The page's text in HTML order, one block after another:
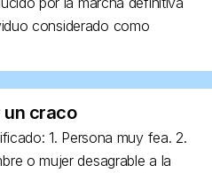
considerado como
un craco
1. Persona muy fea. 2.
o mujer desagrable a la